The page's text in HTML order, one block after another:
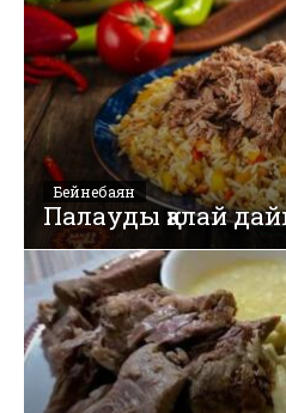
Бейнебаян
Палауды қалай